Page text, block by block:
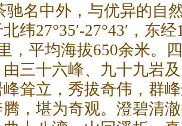
驰名中外，与优异的自
纬27°35′-27°43′，东经
，平均海拔650余米。
三十六峰、九十九岩
耸立，秀拔奇伟，群
，堪为奇观。澄碧清